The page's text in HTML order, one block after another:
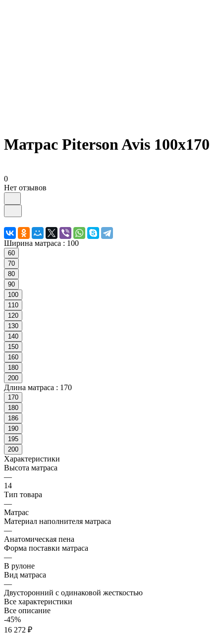
Матрас Piterson Avis 100х170
0
Нет отзывов
Ширина матраса : 100
60
70
80
90
100
110
120
130
140
150
160
180
200
Длина матраса : 170
170
180
186
190
195
200
Характеристики
Высота матраса
—
14
Тип товара
—
Матрас
Материал наполнителя матраса
—
Анатомическая пена
Форма поставки матраса
—
В рулоне
Вид матраса
—
Двусторонний с одинаковой жесткостью
Все характеристики
Все описание
-45%
16 272 ₽